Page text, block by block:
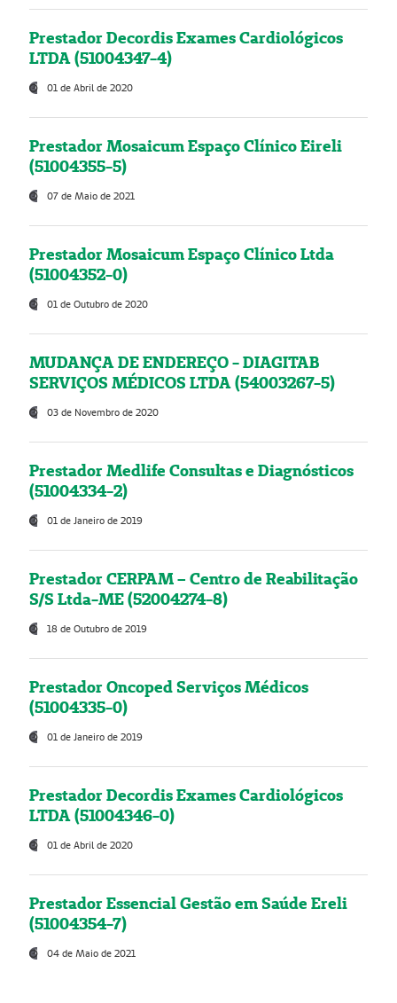
Prestador Decordis Exames Cardiológicos
LTDA (51004347-4)
01 de Abril de 2020
Prestador Mosaicum Espaço Clínico Eireli
(51004355-5)
07 de Maio de 2021
Prestador Mosaicum Espaço Clínico Ltda
(51004352-0)
01 de Outubro de 2020
MUDANÇA DE ENDEREÇO - DIAGITAB
SERVIÇOS MÉDICOS LTDA (54003267-5)
03 de Novembro de 2020
Prestador Medlife Consultas e Diagnósticos
(51004334-2)
01 de Janeiro de 2019
Prestador CERPAM – Centro de Reabilitação
S/S Ltda-ME (52004274-8)
18 de Outubro de 2019
Prestador Oncoped Serviços Médicos
(51004335-0)
01 de Janeiro de 2019
Prestador Decordis Exames Cardiológicos
LTDA (51004346-0)
01 de Abril de 2020
Prestador Essencial Gestão em Saúde Ereli
(51004354-7)
04 de Maio de 2021